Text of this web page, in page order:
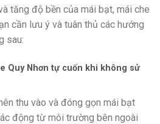
tăng độ bền của mái bạt, mái che
cần lưu ý và tuân thủ các hướng
sau:
Quy Nhơn tự cuốn khi không sử
thu vào và đóng gọn mái bạt
động từ môi trường bên ngoài